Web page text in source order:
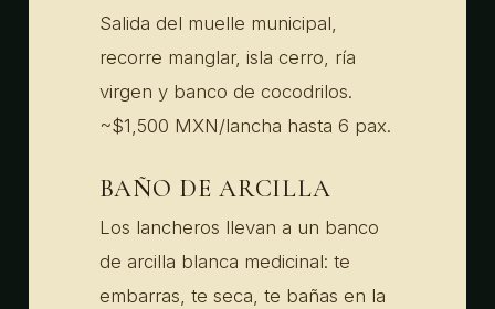
Salida del muelle municipal,
recorre manglar, isla cerro, ría
virgen y banco de cocodrilos.
~$1,500 MXN/lancha hasta 6 pax.
BAÑO DE ARCILLA
Los lancheros llevan a un banco
de arcilla blanca medicinal: te
embarras, te seca, te bañas en la